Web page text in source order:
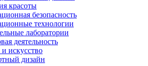
красоты
безопасность
технологии
лаборатории
деятельность
и искусство
дизайн